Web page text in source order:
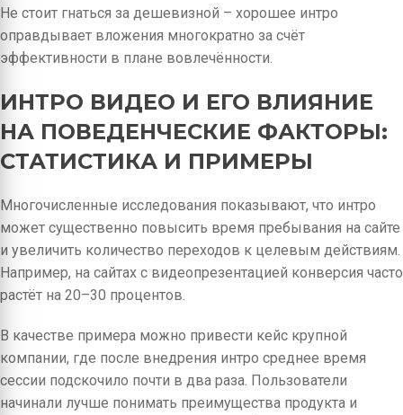
Не стоит гнаться за дешевизной – хорошее интро
оправдывает вложения многократно за счёт
эффективности в плане вовлечённости.
ИНТРО ВИДЕО И ЕГО ВЛИЯНИЕ
НА ПОВЕДЕНЧЕСКИЕ ФАКТОРЫ:
СТАТИСТИКА И ПРИМЕРЫ
Многочисленные исследования показывают, что интро
может существенно повысить время пребывания на сайте
и увеличить количество переходов к целевым действиям.
Например, на сайтах с видеопрезентацией конверсия часто
растёт на 20–30 процентов.
В качестве примера можно привести кейс крупной
компании, где после внедрения интро среднее время
сессии подскочило почти в два раза. Пользователи
начинали лучше понимать преимущества продукта и